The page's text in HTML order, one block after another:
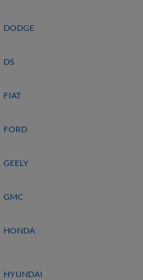
DODGE
DS
FIAT
FORD
GEELY
GMC
HONDA
HYUNDAI